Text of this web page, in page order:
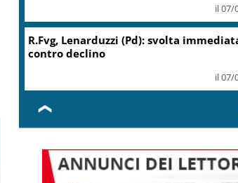
il 07/
R.Fvg, Lenarduzzi (Pd): svolta
contro declino
il 07/
❮